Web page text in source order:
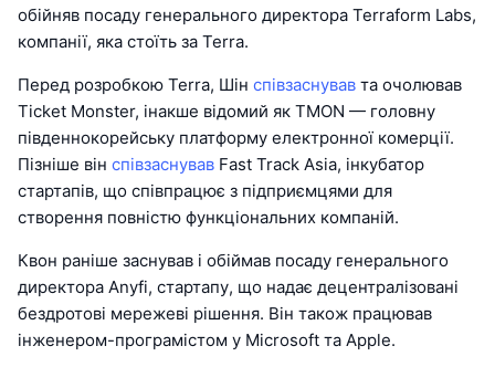
обійняв посаду генерального директора Terraform Labs,
компанії, яка стоїть за Terra.
Перед розробкою Terra, Шін співзаснував та очолював
Ticket Monster, інакше відомий як TMON — головну
південнокорейську платформу електронної комерції.
Пізніше він співзаснував Fast Track Asia, інкубатор
стартапів, що співпрацює з підприємцями для
створення повністю функціональних компаній.
Квон раніше заснував і обіймав посаду генерального
директора Anyfi, стартапу, що надає децентралізовані
бездротові мережеві рішення. Він також працював
інженером-програмістом у Microsoft та Apple.